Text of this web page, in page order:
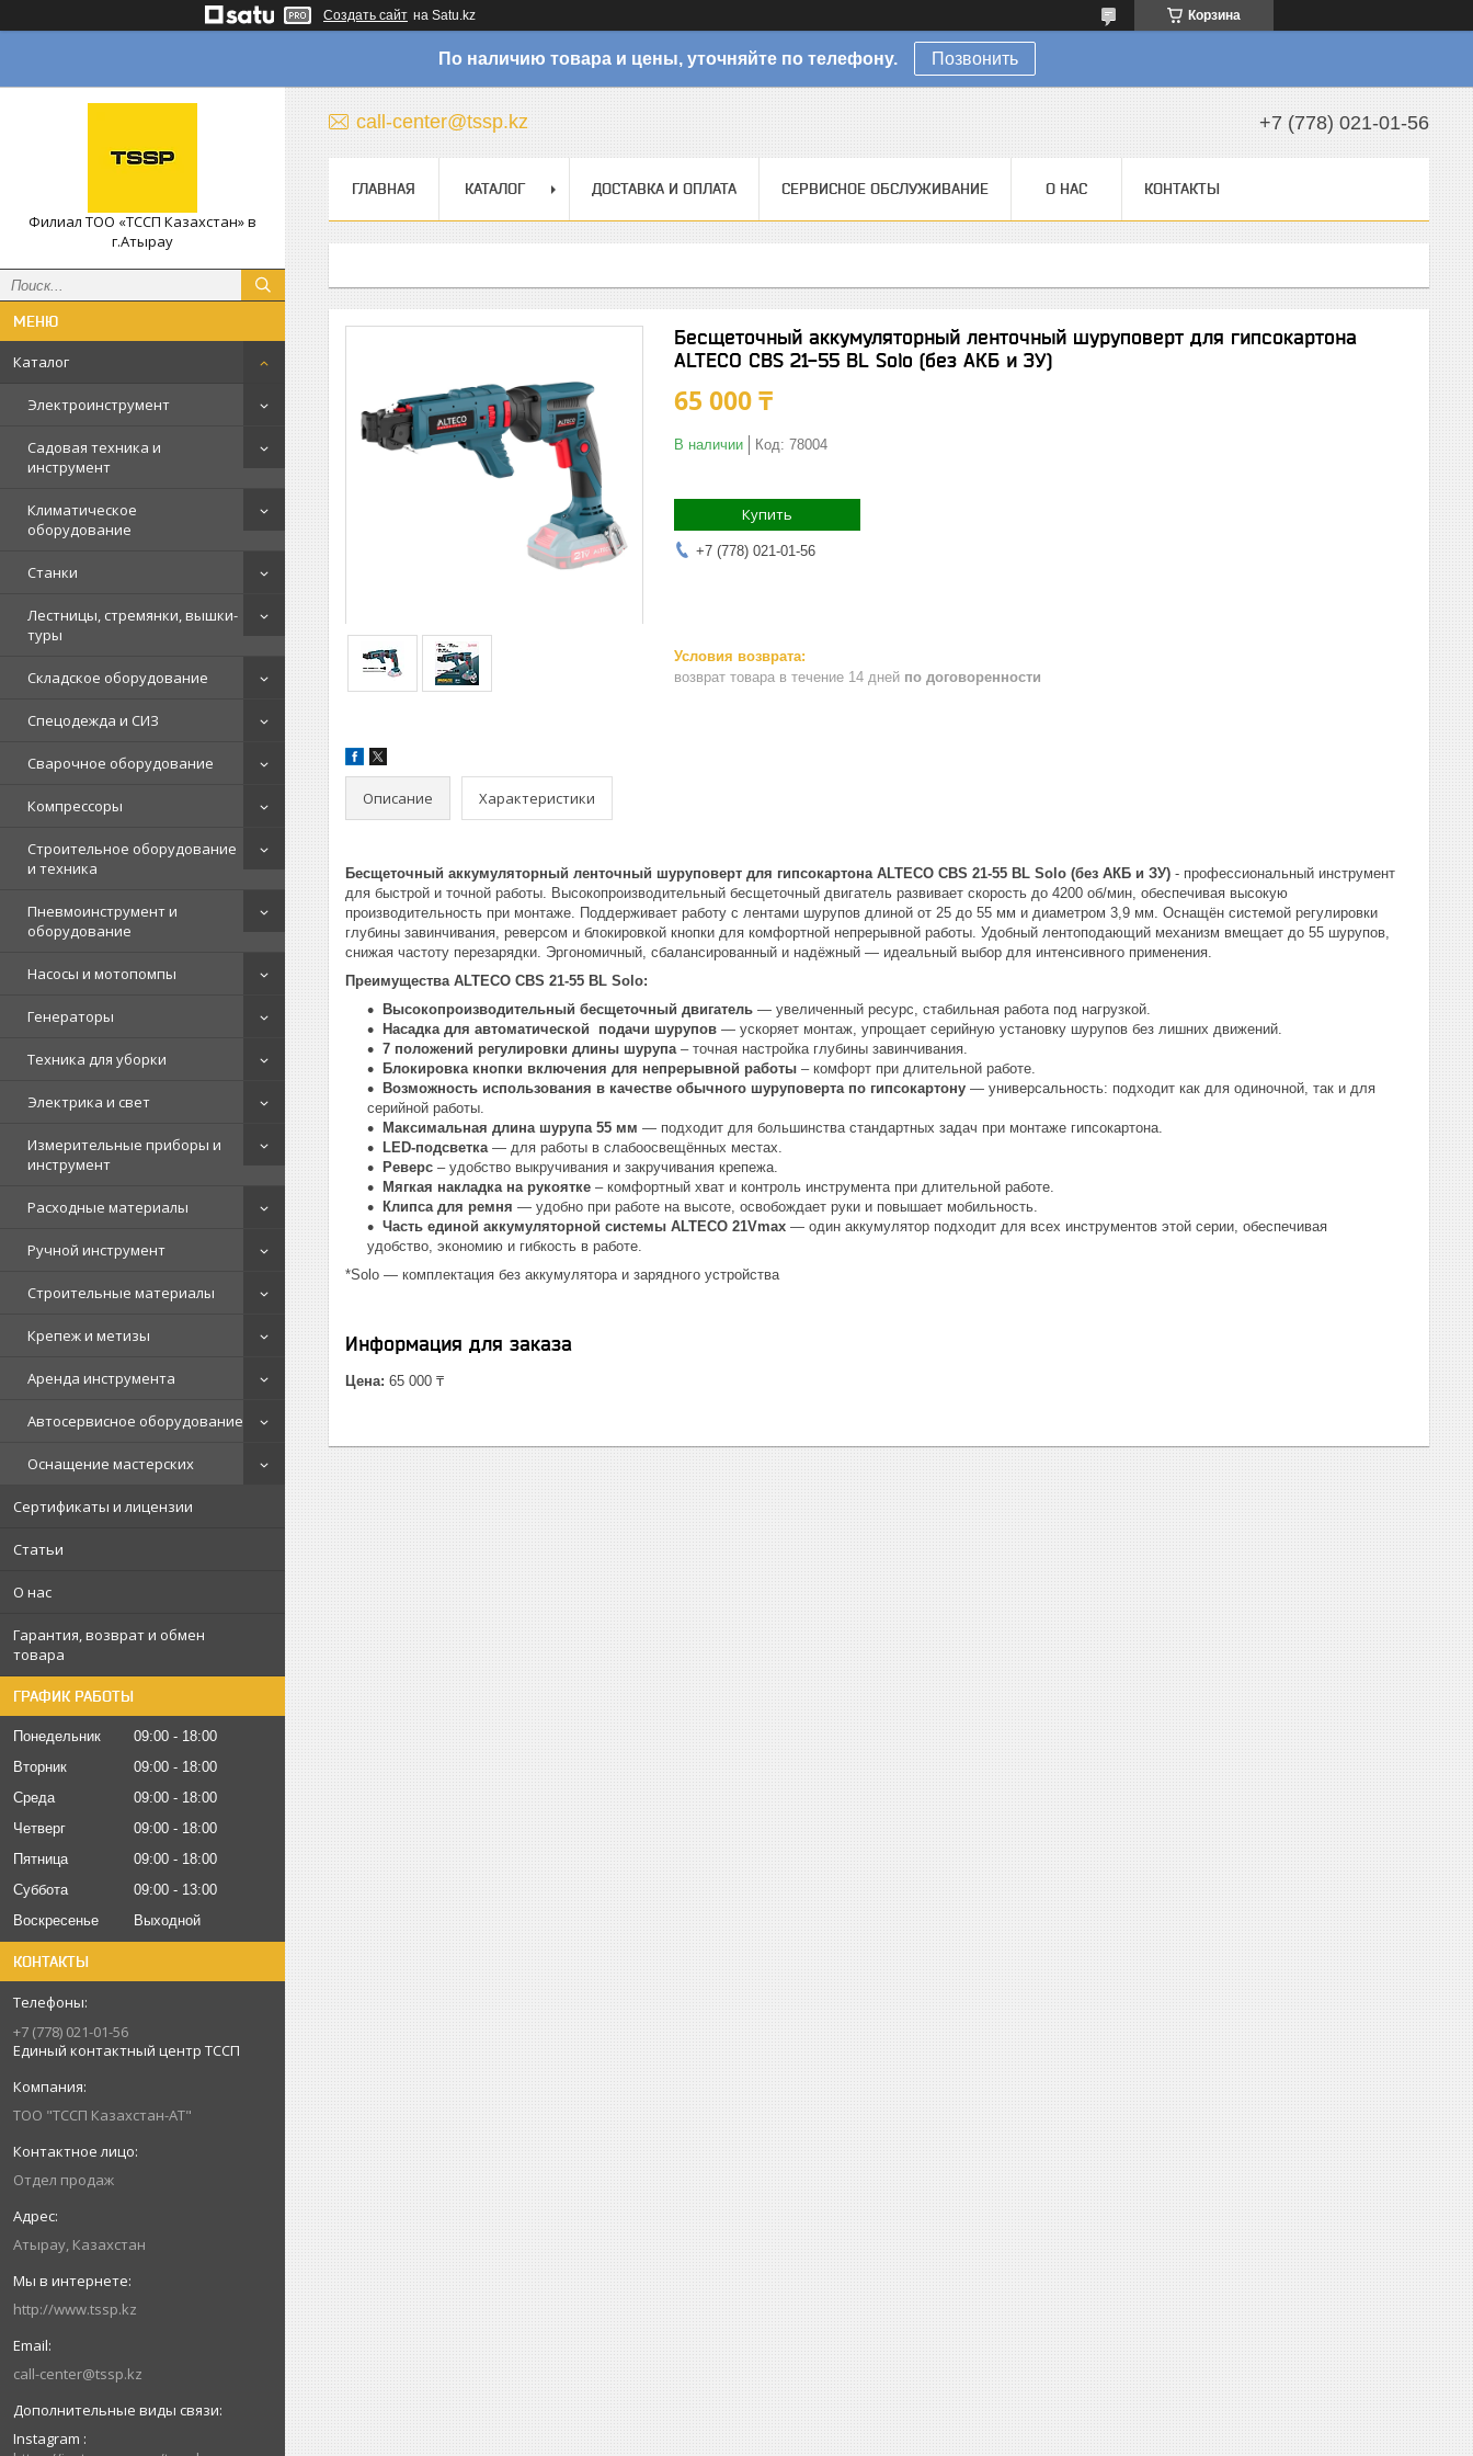
Создать сайт на Satu.kz Корзина
По наличию товара и цены, уточняйте по телефону. Позвонить
Филиал ТОО «ТССП Казахстан» в
г.Атырау
Каталог
Электроинструмент
Садовая техника и
инструмент
Климатическое
оборудование
Станки
Лестницы, стремянки, вышки-
туры
Складское оборудование
Спецодежда и СИЗ
Сварочное оборудование
Компрессоры
Строительное оборудование
и техника
Пневмоинструмент и
оборудование
Насосы и мотопомпы
Генераторы
Техника для уборки
Электрика и свет
Измерительные приборы и
инструмент
Расходные материалы
Ручной инструмент
Строительные материалы
Крепеж и метизы
Аренда инструмента
Автосервисное оборудование
Оснащение мастерских
Сертификаты и лицензии
Статьи
О нас
Гарантия, возврат и обмен
товара
ГРАФИК РАБОТЫ
Понедельник 09:00
18:00
Вторник
09:00
18:00
Среда
09:00
18:00
Четверг
09:00
18:00
Пятница
09:00
18:00
Суббота
09:00
13:00
Воскресенье
Выходной
КОНТАКТЫ
+7 (778) 021-01-56
Единый контактный центр ТССП
ТОО "ТССП Казахстан-АТ"
Отдел продаж
Атырау, Казахстан
http://www.tssp.kz
call-center@tssp.kz
Instagram
call-center@tssp.kz +7 (778) 021-01-56
ГЛАВНАЯ КАТАЛОГ ДОСТАВКА И ОПЛАТА СЕРВИСНОЕ ОБСЛУЖИВАНИЕ О НАС КОНТАКТЫ
Бесщеточный аккумуляторный ленточный шуруповерт для гипсокартона
ALTECO CBS 21-55 BL Solo (без АКБ и ЗУ)
65 000 ₸
В наличии Код: 78004
Купить
+7 (778) 021-01-56
возврат товара в течение 14 дней по договоренности
Описание Характеристики
Бесщеточный аккумуляторный ленточный шуруповерт для гипсокартона ALTECO CBS 21-55 BL Solo (без АКБ и ЗУ) - профессиональный инструмент
для быстрой и точной работы. Высокопроизводительный бесщеточный двигатель развивает скорость до 4200 об/мин, обеспечивая высокую
производительность при монтаже. Поддерживает работу с лентами шурупов длиной от 25 до 55 мм и диаметром 3,9 мм. Оснащён системой регулировки
глубины завинчивания, реверсом и блокировкой кнопки для комфортной непрерывной работы. Удобный лентоподающий механизм вмещает до 55 шурупов,
снижая частоту перезарядки. Эргономичный, сбалансированный и надёжный — идеальный выбор для интенсивного применения.
Преимущества ALTECO CBS 21-55 BL Solo:
Высокопроизводительный бесщеточный двигатель — увеличенный ресурс, стабильная работа под нагрузкой.
Насадка для автоматической подачи шурупов — ускоряет монтаж, упрощает серийную установку шурупов без лишних движений.
7 положений регулировки длины шурупа– точная настройка глубины завинчивания.
Блокировка кнопки включения для непрерывной работы – комфорт при длительной работе.
Возможность использования в качестве обычного шуруповерта по гипсокартону — универсальность: подходит как для одиночной, так и для
серийной работы.
Максимальная длина шурупа 55 мм — подходит для большинства стандартных задач при монтаже гипсокартона.
LED-подсветка — для работы в слабоосвещённых местах.
Реверс – удобство выкручивания и закручивания крепежа.
Мягкая накладка на рукоятке – комфортный хват и контроль инструмента при длительной работе.
Клипса для ремня — удобно при работе на высоте, освобождает руки и повышает мобильность.
Часть единой аккумуляторной системы ALTECO 21Vmax — один аккумулятор подходит для всех инструментов этой серии, обеспечивая
удобство, экономию и гибкость в работе.
*Solo — комплектация без аккумулятора и зарядного устройства
Информация для заказа
Цена: 65 000 ₸